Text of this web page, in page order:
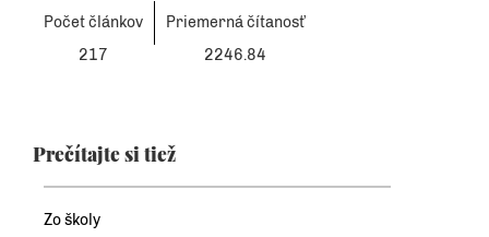
Počet článkov
Priemerná čítanosť
217
2246.84
Prečítajte si tiež
Zo školy